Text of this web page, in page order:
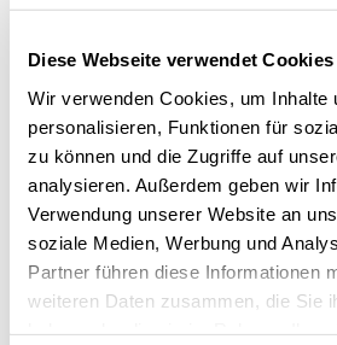
Diese Webseite verwendet Cookies
Wir verwenden Cookies, um Inhalte
personalisieren, Funktionen für
zu können und die Zugriffe auf
analysieren. Außerdem geben wir
Verwendung unserer Website an
soziale Medien, Werbung und
Partner führen diese Informationen
weiteren Daten zusammen, die Sie